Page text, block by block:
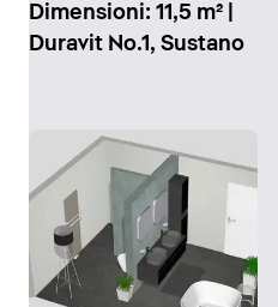
Dimensioni: 11,5 m² |
Duravit No.1, Sustano